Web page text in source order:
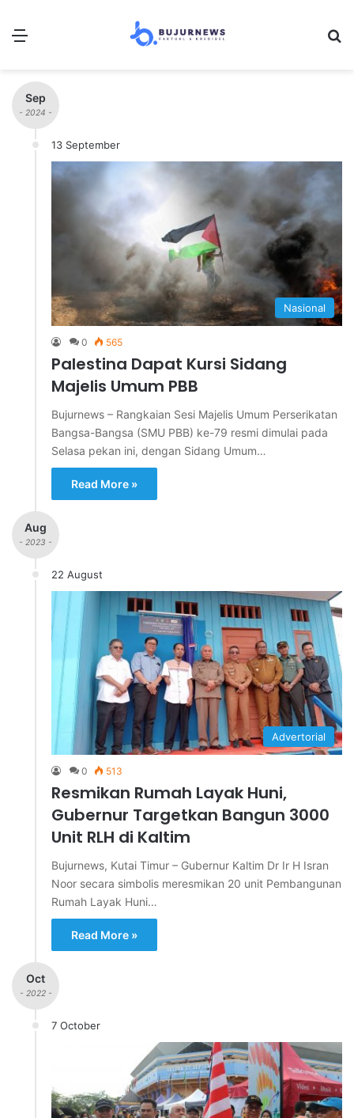
Sep
- 2024 -
13 September
Nasional
0 565
Palestina Dapat Kursi Sidang
Majelis Umum PBB
Bujurnews – Rangkaian Sesi Majelis Umum Perserikatan
Bangsa-Bangsa (SMU PBB) ke-79 resmi dimulai pada
Selasa pekan ini, dengan Sidang Umum…
Read More »
Aug
- 2023 -
22 August
Advertorial
0 513
Resmikan Rumah Layak Huni,
Gubernur Targetkan Bangun 3000
Unit RLH di Kaltim
Bujurnews, Kutai Timur – Gubernur Kaltim Dr Ir H Isran
Noor secara simbolis meresmikan 20 unit Pembangunan
Rumah Layak Huni…
Read More »
Oct
- 2022 -
7 October